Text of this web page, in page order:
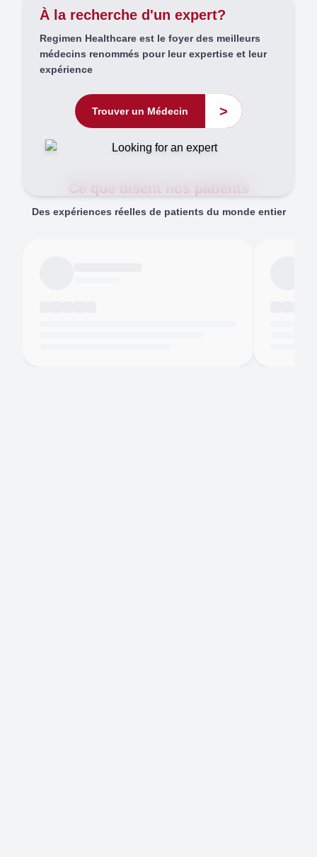
À la recherche d'un expert?
Regimen Healthcare est le foyer des meilleurs
médecins renommés pour leur expertise et leur
expérience
Trouver un Médecin >
Ce que disent nos patients
Des expériences réelles de patients du monde entier